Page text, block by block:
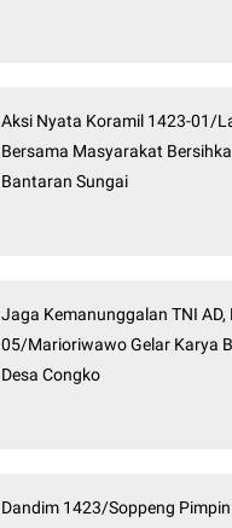
Aksi Nyata Koramil 1423-01/
Bersama Masyarakat
Bantaran Sungai
Jaga Kemanunggalan TNI AD,
05/Marioriwawo Gelar Karya
Desa Congko
Dandim 1423/Soppeng